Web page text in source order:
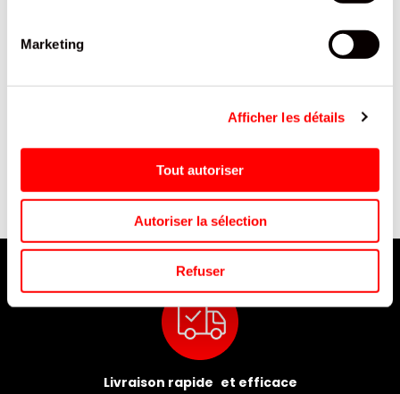
Marketing
Afficher les détails
Tout autoriser
Autoriser la sélection
Refuser
CRUNCH CHOCOLAT LAIT
CEREALE CRUNCH TABLETTE
Livraison rapide et efficace